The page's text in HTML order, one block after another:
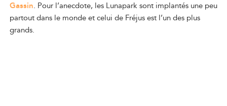
Gassin. Pour l’anecdote, les Lunapark sont implantés une peu
partout dans le monde et celui de Fréjus est l’un des plus
grands.